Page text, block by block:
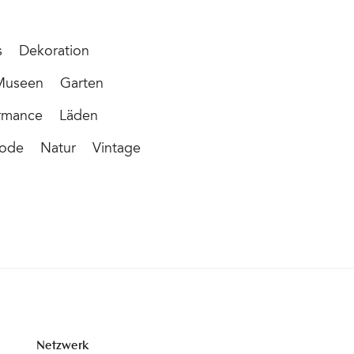
Dekoration
Garten
Läden
Natur Vintage
Netzwerk